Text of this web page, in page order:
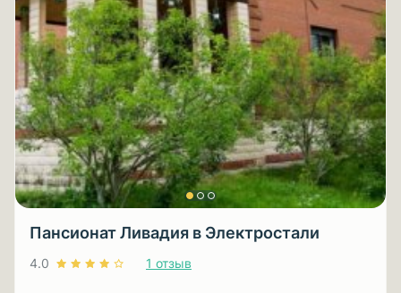
Пансионат Ливадия в Электростали
4.0 1 отзыв